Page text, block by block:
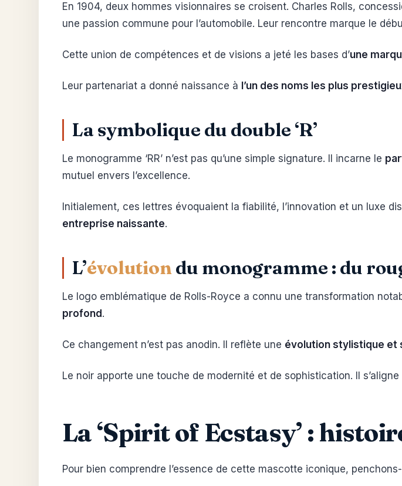
En 1904, deux hommes visionnaires se croisent. Charles Rolls,
une passion commune pour l’automobile. Leur rencontre marque le
Cette union de compétences et de visions a jeté les bases d’une
Leur partenariat a donné naissance à l’un des noms les plus
La symbolique du double ‘R’
Le monogramme ‘RR’ n’est pas qu’une simple signature. Il incarne le
mutuel envers l’excellence.
Initialement, ces lettres évoquaient la fiabilité, l’innovation et un luxe
entreprise naissante.
L’évolutiondu monogramme : du
Le logo emblématique de Rolls-Royce a connu une transformation
profond .
Ce changement n’est pas anodin. Il reflète une évolution stylistique et
Le noir apporte une touche de modernité et de sophistication. Il s’aligne
La ‘Spirit of Ecstasy’ :
Pour bien comprendre l’essence de cette mascotte iconique,